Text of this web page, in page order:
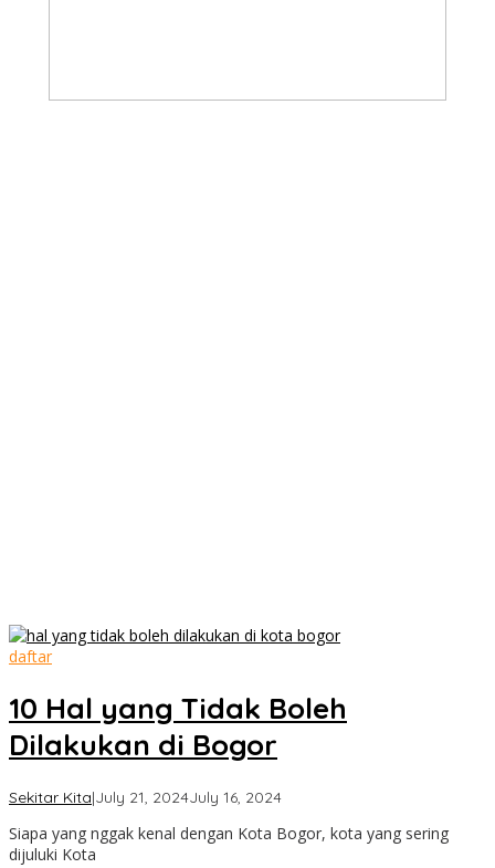
daftar
10 Hal yang Tidak Boleh
Dilakukan di Bogor
Sekitar Kita|July 21, 2024July 16, 2024by
Bogor
Siapa yang nggak kenal dengan Kota Bogor, kota yang sering
dijuluki Kota